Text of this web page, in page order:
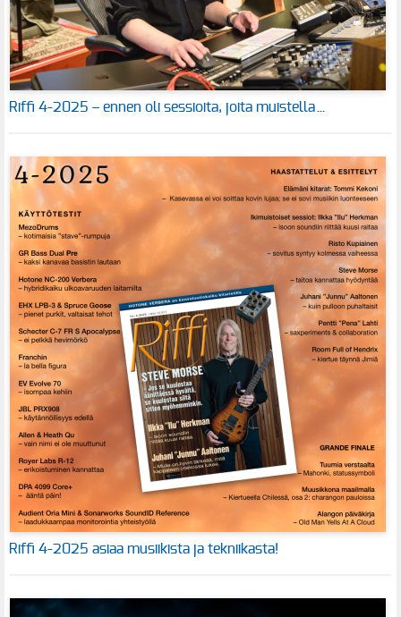
Riffi 4-2025 – ennen oli sessioita, joita muistella…
Riffi 4-2025 asiaa musiikista ja tekniikasta!